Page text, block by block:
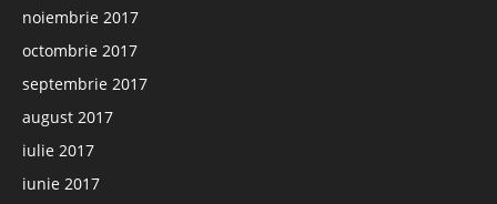
noiembrie 2017
octombrie 2017
septembrie 2017
august 2017
iulie 2017
iunie 2017